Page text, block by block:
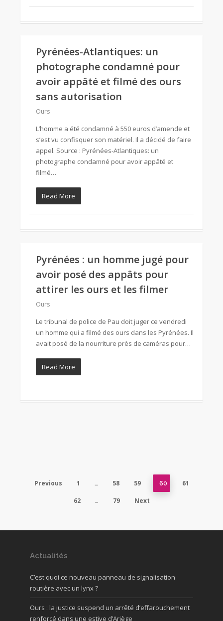
Pyrénées-Atlantiques: un
photographe condamné pour
avoir appâté et filmé des ours
sans autorisation
Ours
L’homme a été condamné à 550 euros d’amende et
s’est vu confisquer son matériel. Il a décidé de faire
appel. Source : Pyrénées-Atlantiques: un
photographe condamné pour avoir appâté et
filmé…
Read More
Pyrénées : un homme jugé pour
avoir posé des appâts pour
attirer les ours et les filmer
Ours
Le tribunal de police de Pau doit juger ce vendredi
un homme qui a filmé des ours dans les Pyrénées. Il
avait posé de la nourriture près de caméras pour…
Read More
Previous 1 … 58 59 60 61
62 … 79 Next
Actualités
C’est quoi ce nouveau panneau de signalisation
routière avec un lynx ?
Ours : la justice suspend un arrêté d’effarouchement
renforcé dans une estive d’Ariège